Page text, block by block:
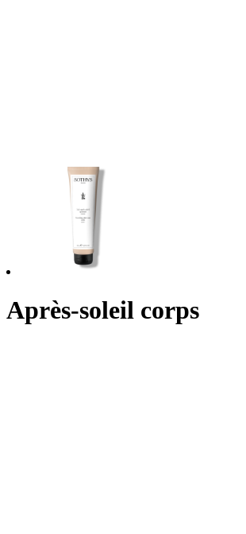
Après-soleil corps